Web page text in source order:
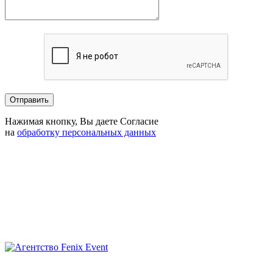
Нажимая кнопку, Вы даете Согласие
на обработку персональных данных
Агентство